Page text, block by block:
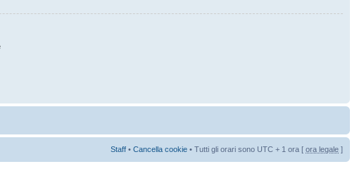
Staff • Cancella cookie • Tutti gli orari sono UTC + 1 ora [ ora legale ]